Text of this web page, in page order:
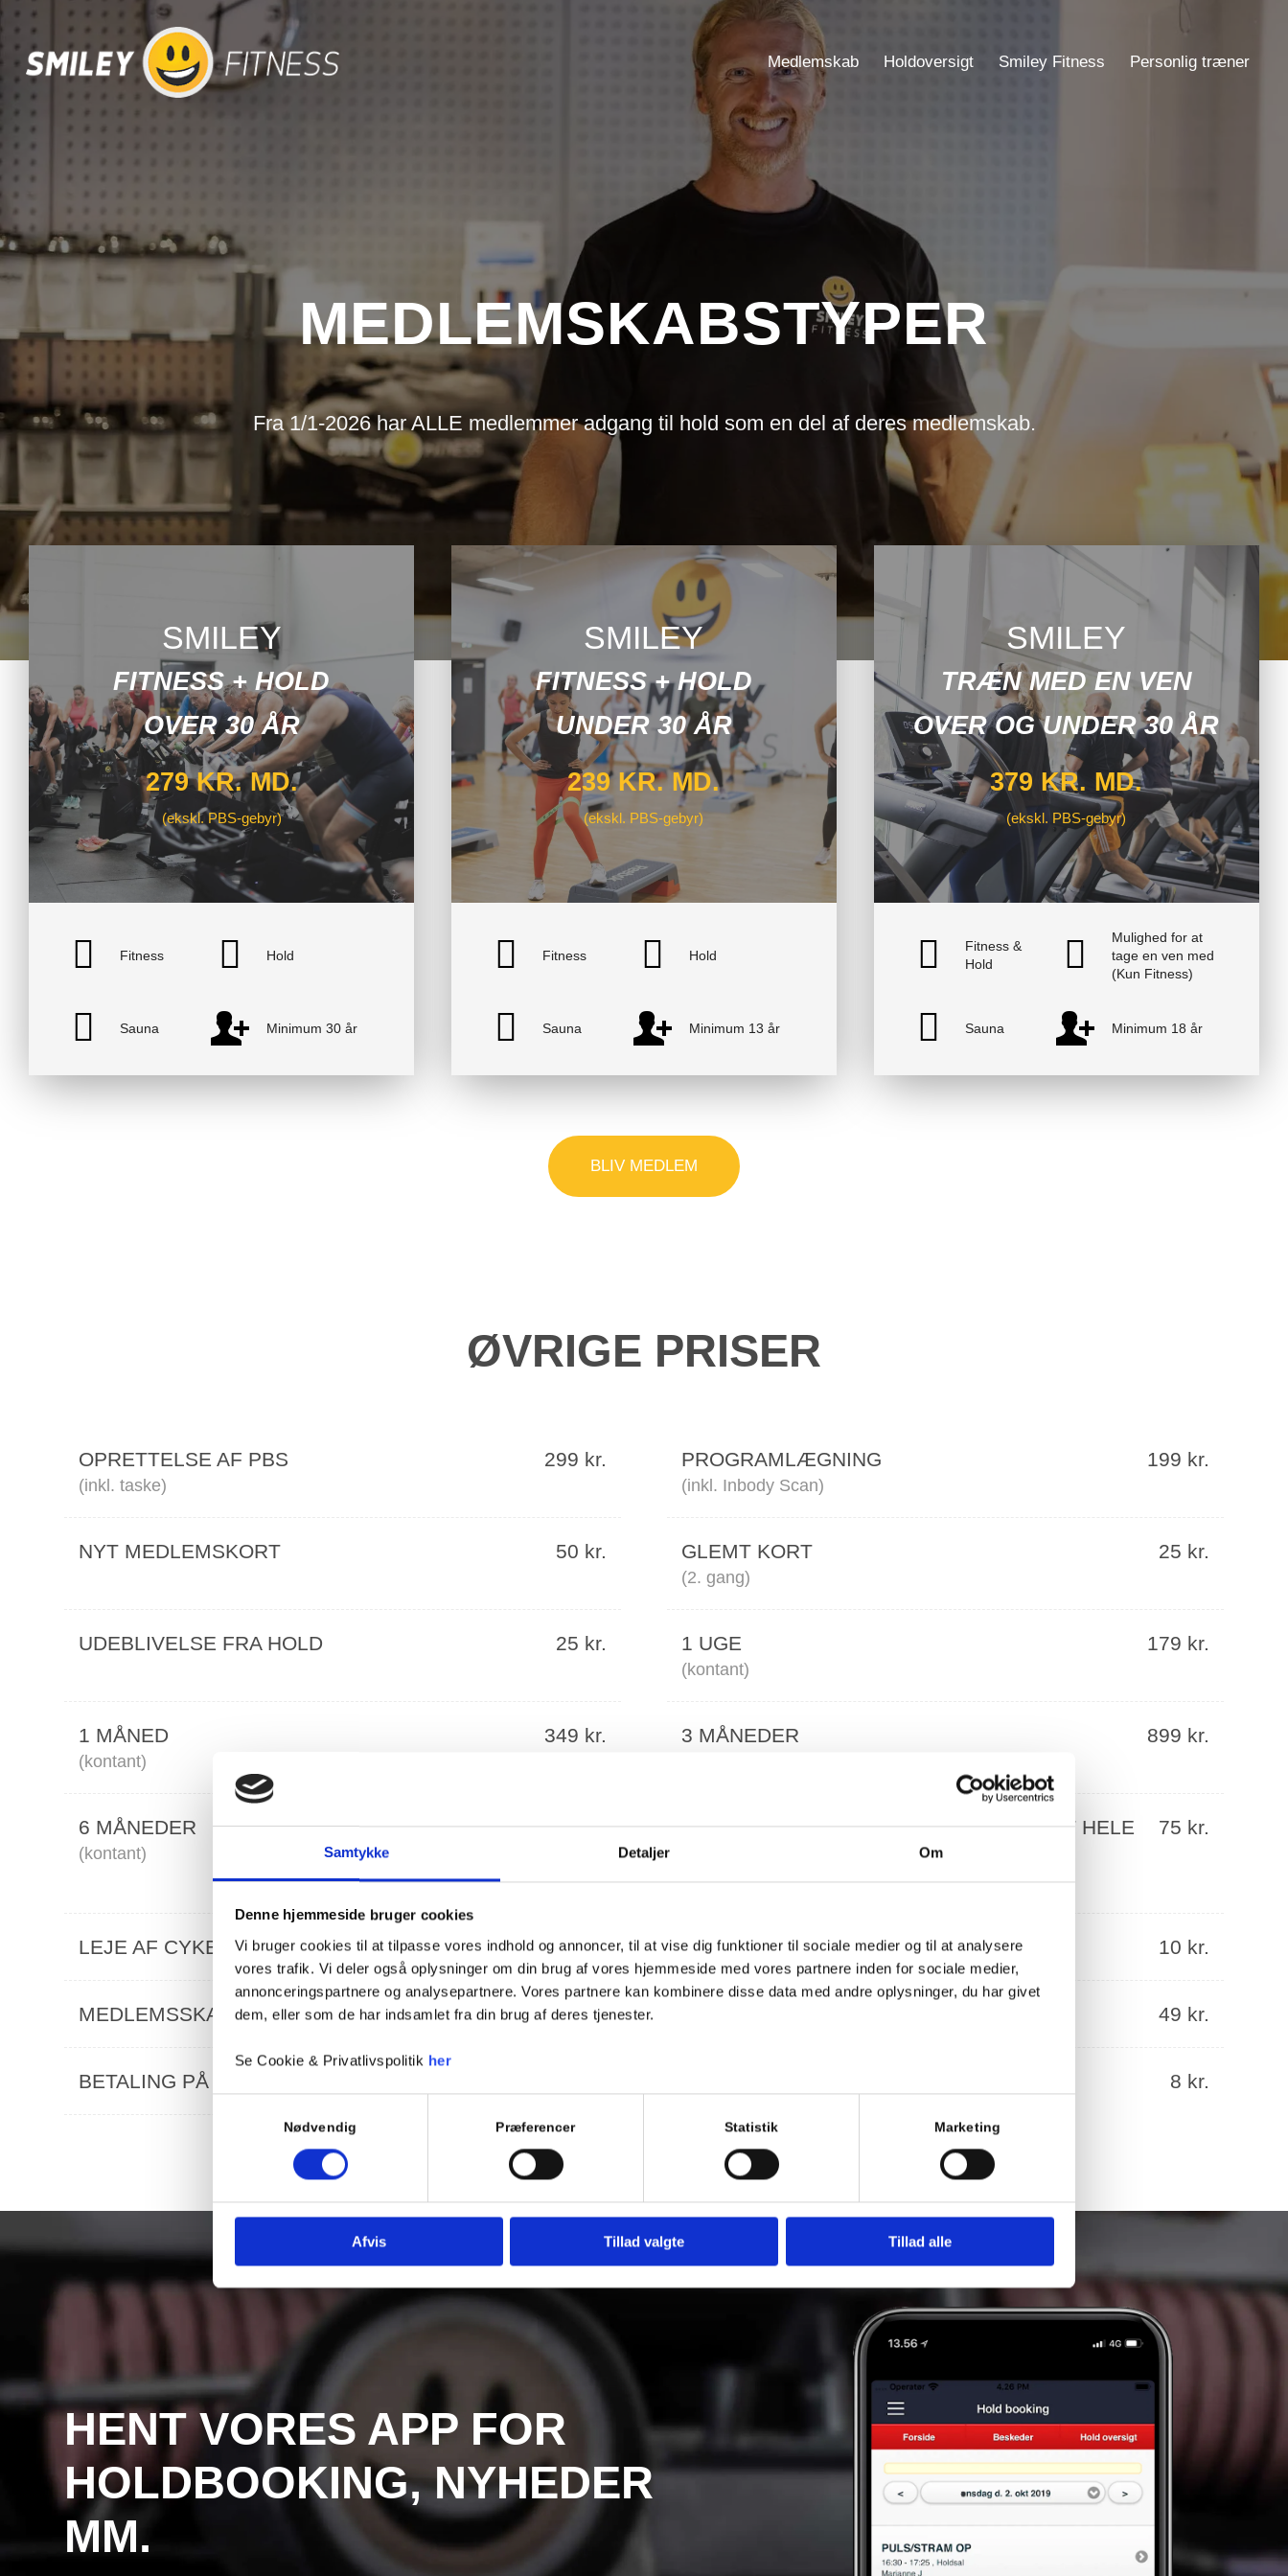
Samtykke Detaljer Om
Denne hjemmeside bruger cookies
Vi bruger cookies til at tilpasse vores indhold og annoncer, til at vise dig funktioner til sociale medier og til at analysere
vores trafik. Vi deler også oplysninger om din brug af vores hjemmeside med vores partnere inden for sociale medier,
annonceringspartnere og analysepartnere. Vores partnere kan kombinere disse data med andre oplysninger, du har givet
dem, eller som de har indsamlet fra din brug af deres tjenester.
Se Cookie & Privatlivspolitik her
Nødvendig Præferencer Statistik Marketing
Afvis Tillad valgte Tillad alle
Medlemskab Holdoversigt Smiley Fitness Personlig træner
MEDLEMSKABSTYPER
Fra 1/1-2026 har ALLE medlemmer adgang til hold som en del af deres medlemskab.
SMILEY
FITNESS + HOLD
OVER 30 ÅR
279 KR. MD.
(ekskl. PBS-gebyr)
Fitness Hold
Sauna Minimum 30 år
SMILEY
FITNESS + HOLD
UNDER 30 ÅR
239 KR. MD.
(ekskl. PBS-gebyr)
Fitness Hold
Sauna Minimum 13 år
SMILEY
TRÆN MED EN VEN
OVER OG UNDER 30 ÅR
379 KR. MD.
(ekskl. PBS-gebyr)
Fitness &
Hold
Mulighed for at
tage en ven med
(Kun Fitness)
Sauna Minimum 18 år
BLIV MEDLEM
ØVRIGE PRISER
OPRETTELSE AF PBS 299 kr.
(inkl. taske)
PROGRAMLÆGNING 199 kr.
(inkl. Inbody Scan)
NYT MEDLEMSKORT 50 kr. GLEMT KORT 25 kr.
(2. gang)
UDEBLIVELSE FRA HOLD 25 kr. 1 UGE 179 kr.
(kontant)
1 MÅNED 349 kr.
(kontant)
3 MÅNEDER 899 kr.
6 MÅNEDER 1799 kr.
(kontant)
DAGSPAS, GIVER ADGANG TIL CENTRET HELE
75 kr.
(prøvetime)
LEJE AF CYKELSKO 10 kr. LEJE AF HÆNGELÅS 10 kr.
MEDLEMSSKAB PÅ PAUSE 79 kr. 49 kr.
BETALING PÅ GIROKORT 8 kr.
HENT VORES APP FOR
HOLDBOOKING, NYHEDER
MM.